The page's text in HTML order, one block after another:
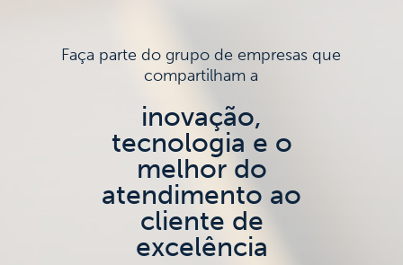
Faça parte do grupo de empresas que
compartilham a
inovação,
tecnologia e o
melhor do
atendimento ao
cliente de
excelência